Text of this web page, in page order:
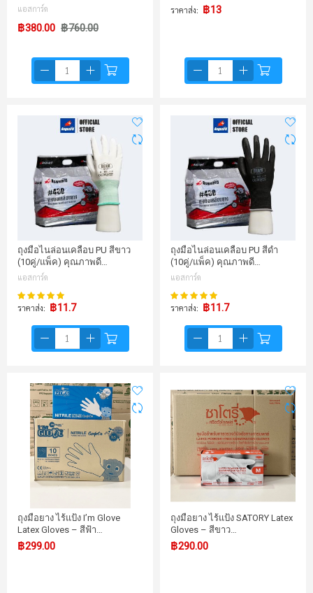
แอสการ์ด
฿380.00 ฿760.00
ราคาส่ง ฿13
ถุงมือไนล่อนเคลือบ PU สีขาว
(10คู่/แพ็ค) คุณภาพดี…
แอสการ์ด
คะแนน:
ราคาส่ง
฿11.7
ถุงมือไนล่อนเคลือบ PU สีดำ
(10คู่/แพ็ค) คุณภาพดี…
แอสการ์ด
คะแนน:
ราคาส่ง
฿11.7
ถุงมือยาง ไร้แป้ง I’m Glove
Latex Gloves – สีฟ้า…
฿299.00
ถุงมือยาง ไร้แป้ง SATORY Latex
Gloves – สีขาว…
฿290.00